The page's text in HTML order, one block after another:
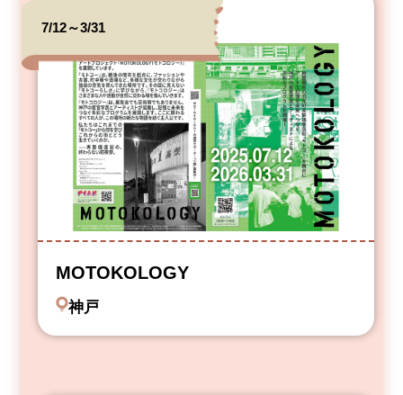
7/12～3/31
MOTOKOLOGY
神戸